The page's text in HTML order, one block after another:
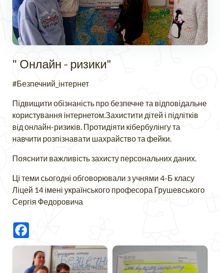
" Онлайн - ризики"
#Безпечний_інтернет
Підвищити обізнаність про безпечне та відповідальне
користування інтернетом.Захистити дітей і підлітків
від онлайн-ризиків. Протидіяти кібербулінгу та
навчити розпізнавати шахрайство та фейки.
Пояснити важливість захисту персональних даних.
Ці теми сьогодні обговорювали з учнями 4-Б класу
Ліцей 14 імені українського професора Грушевського
Сергія Федоровича